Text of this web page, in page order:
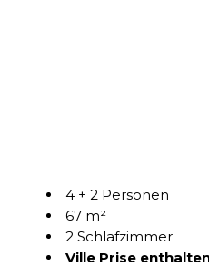
4 + 2 Personen
67 m²
2 Schlafzimmer
Ville Prise